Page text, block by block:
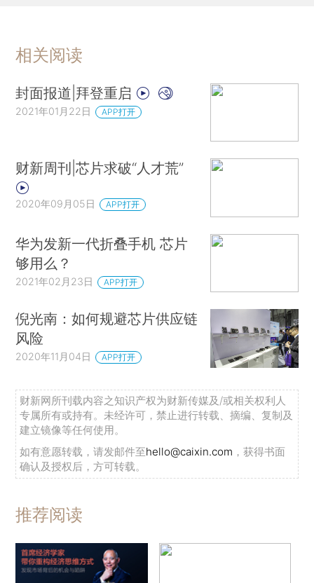
相关阅读
封面报道|拜登重启
2021年01月22日 APP打开
财新周刊|芯片求破“人才荒”
2020年09月05日 APP打开
华为发新一代折叠手机 芯片
够用么？
2021年02月23日 APP打开
倪光南：如何规避芯片供应链
风险
2020年11月04日 APP打开
财新网所刊载内容之知识产权为财新传媒及/或相关权利人
专属所有或持有。未经许可，禁止进行转载、摘编、复制及
建立镜像等任何使用。
如有意愿转载，请发邮件至hello@caixin.com ，获得书面
确认及授权后，方可转载。
推荐阅读